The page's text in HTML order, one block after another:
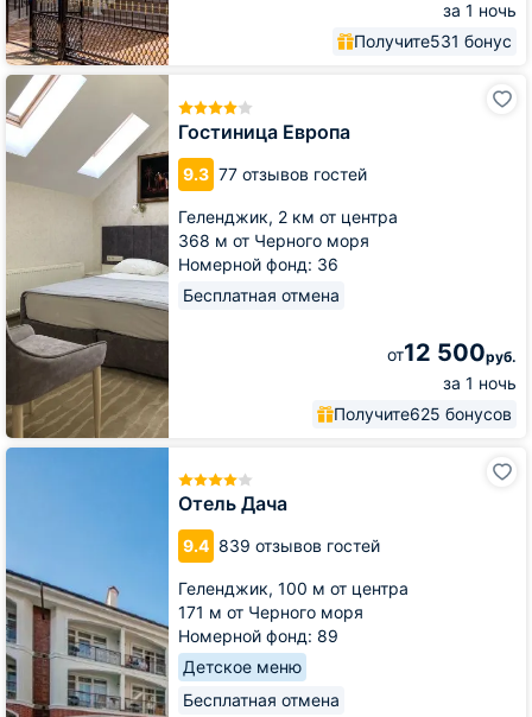
за 1 ночь
Получите531 бонус
Гостиница Европа
9.3 77 отзывов гостей
Геленджик, 2 км от центра
368 м от Черного моря
Номерной фонд: 36
Бесплатная отмена
от12 500руб.
за 1 ночь
Получите625 бонусов
Гостиница
Европа
Отель Дача
9.4 839 отзывов гостей
Геленджик, 100 м от центра
171 м от Черного моря
Номерной фонд: 89
Детское меню
Бесплатная отмена
Отель